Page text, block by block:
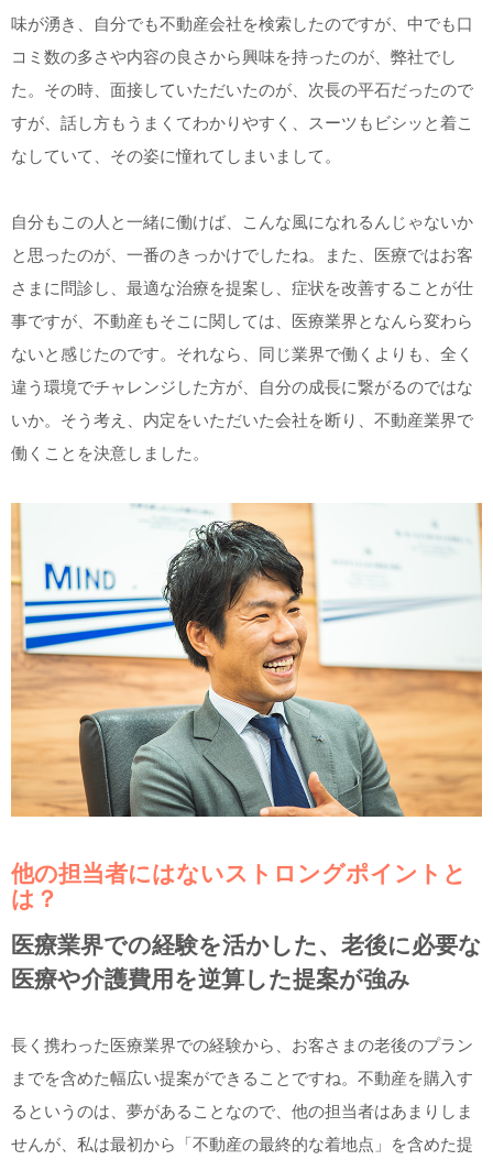
味が湧き、自分でも不動産会社を検索したのですが、中でも口
コミ数の多さや内容の良さから興味を持ったのが、弊社でし
た。その時、面接していただいたのが、次長の平石だったので
すが、話し方もうまくてわかりやすく、スーツもビシッと着こ
なしていて、その姿に憧れてしまいまして。
自分もこの人と一緒に働けば、こんな風になれるんじゃないか
と思ったのが、一番のきっかけでしたね。また、医療ではお客
さまに問診し、最適な治療を提案し、症状を改善することが仕
事ですが、不動産もそこに関しては、医療業界となんら変わら
ないと感じたのです。それなら、同じ業界で働くよりも、全く
違う環境でチャレンジした方が、自分の成長に繋がるのではな
いか。そう考え、内定をいただいた会社を断り、不動産業界で
働くことを決意しました。
他の担当者にはないストロングポイントと
は？
医療業界での経験を活かした、老後に必要な
医療や介護費用を逆算した提案が強み
長く携わった医療業界での経験から、お客さまの老後のプラン
までを含めた幅広い提案ができることですね。不動産を購入す
るというのは、夢があることなので、他の担当者はあまりしま
せんが、私は最初から「不動産の最終的な着地点」を含めた提